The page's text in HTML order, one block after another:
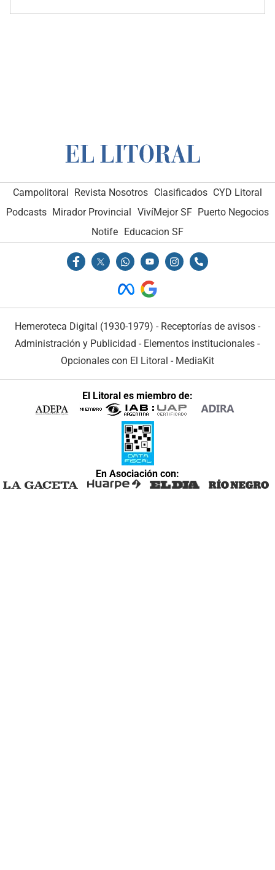
Campolitoral Revista Nosotros Clasificados CYD Litoral
Podcasts Mirador Provincial VivíMejor SF Puerto Negocios
Notife Educacion SF
Hemeroteca Digital (1930-1979) - Receptorías de avisos -
Administración y Publicidad - Elementos institucionales -
Opcionales con El Litoral - MediaKit
El Litoral es miembro de:
En Asociación con: